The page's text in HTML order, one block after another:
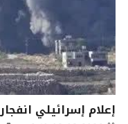
إعلام إسرائيلي